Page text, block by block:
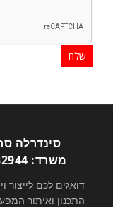
סינדרלה
משרד: 077-9332944
דואגים לכם
התכנון ואיתור